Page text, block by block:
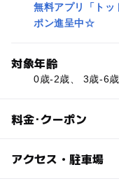
無料アプリ「トッ
ポン進呈中☆
対象年齢
0歳-2歳、 3歳-6
料金･クーポン
子供の料金
アクセス・駐車場